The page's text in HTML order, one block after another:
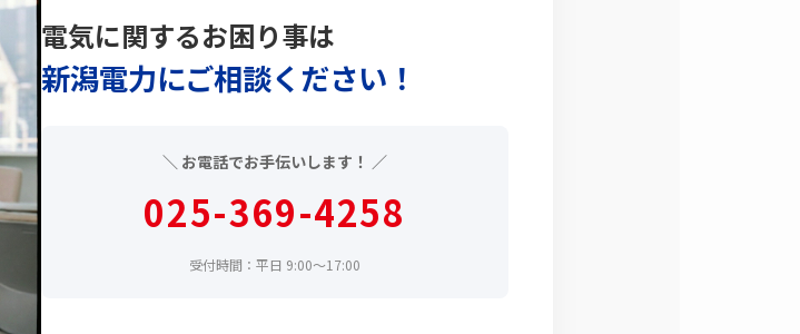
電気に関するお困り事は
新潟電力にご相談ください！
＼ お電話でお手伝いします！ ／
025-369-4258
受付時間：平日 9:00〜17:00